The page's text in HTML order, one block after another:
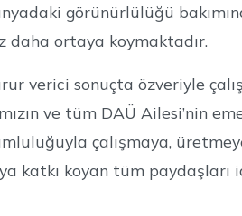
görünürlülüğü
daha ortaya koymaktadır.
verici sonuçta özveriyle
ve tüm DAÜ Ailesi’nin
çalışmaya,
katkı koyan tüm paydaşları